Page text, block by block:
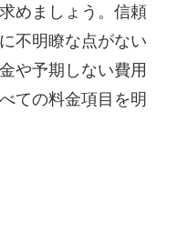
めましょう。信頼
不明瞭な点がない
や予期しない費用
ての料金項目を明